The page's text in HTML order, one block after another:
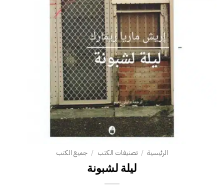
الرئيسية / تصنيفات الكتب / جميع الكتب
ليلة لشبونة